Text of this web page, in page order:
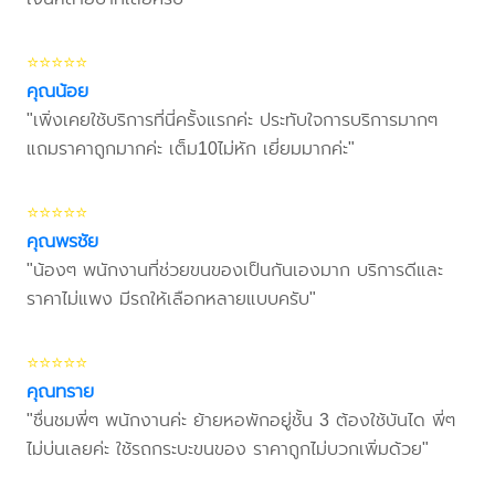
⭐⭐⭐⭐⭐
คุณน้อย
"เพิ่งเคยใช้บริการที่นี่ครั้งแรกค่ะ ประทับใจการบริการมากๆ
แถมราคาถูกมากค่ะ เต็ม10ไม่หัก เยี่ยมมากค่ะ"
⭐⭐⭐⭐⭐
คุณพรชัย
"น้องๆ พนักงานที่ช่วยขนของเป็นกันเองมาก บริการดีและ
ราคาไม่แพง มีรถให้เลือกหลายแบบครับ"
⭐⭐⭐⭐⭐
คุณทราย
"ชื่นชมพี่ๆ พนักงานค่ะ ย้ายหอพักอยู่ชั้น 3 ต้องใช้บันได พี่ๆ
ไม่บ่นเลยค่ะ ใช้รถกระบะขนของ ราคาถูกไม่บวกเพิ่มด้วย"